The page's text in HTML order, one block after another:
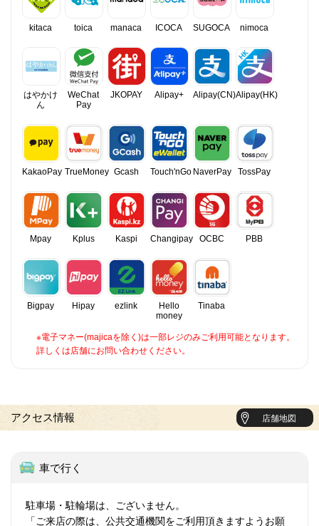
kitaca toica manaca ICOCA SUGOCA nimoca
はやかけ
ん
WeChat
Pay
JKOPAY Alipay+ Alipay(CN)Alipay(HK)
KakaoPay TrueMoney Gcash Touch'nGo NaverPay TossPay
Mpay Kplus Kaspi Changipay OCBC PBB
Bigpay Hipay ezlink
Hello
money
Tinaba
※電子マネー(majicaを除く)は一部レジのみご利用可能となります。
詳しくは店舗にお問い合わせください。
アクセス情報 店舗地図
車で行く
駐車場・駐輪場は、ございません。
「ご来店の際は、公共交通機関をご利用頂きますようお願